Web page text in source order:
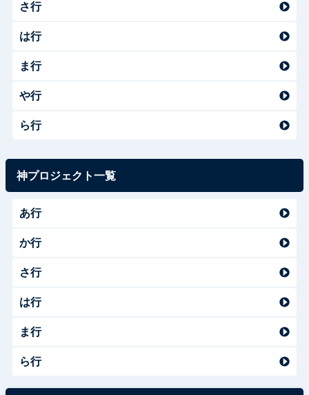
さ行
は行
ま行
や行
ら行
神プロジェクト一覧
あ行
か行
さ行
は行
ま行
ら行